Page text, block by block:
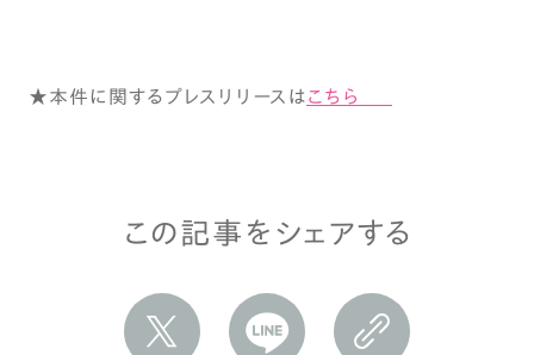
★本件に関するプレスリリースはこちら
この記事をシェアする